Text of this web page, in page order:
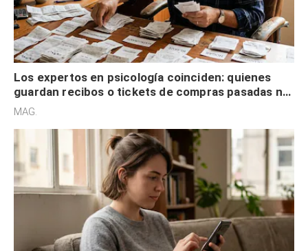
Los expertos en psicología coinciden: quienes
guardan recibos o tickets de compras pasadas no
son acumuladores, sino que tienen necesidad de
MAG.